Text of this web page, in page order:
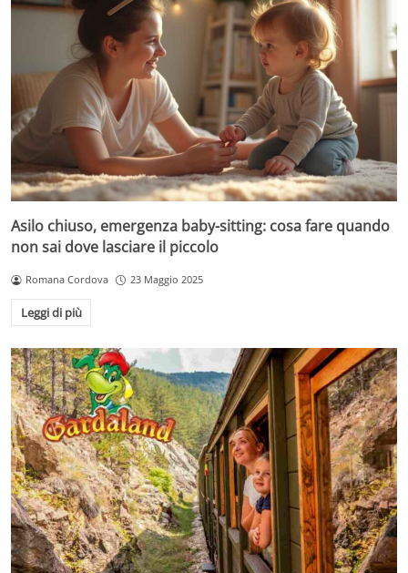
Asilo chiuso, emergenza baby-sitting: cosa fare quando
non sai dove lasciare il piccolo
Romana Cordova 23 Maggio 2025
Leggi di più